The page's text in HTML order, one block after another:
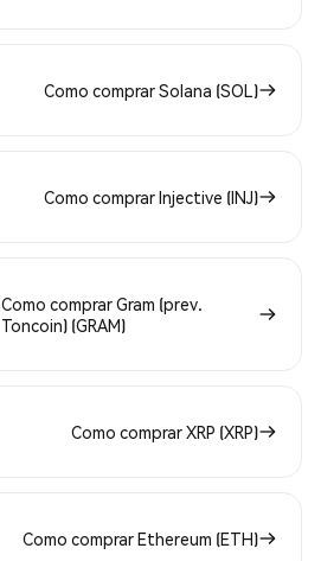
Como comprar Solana (SOL)
Como comprar Injective (INJ)
Como comprar Gram (prev.
Toncoin) (GRAM)
Como comprar XRP (XRP)
Como comprar Ethereum (ETH)